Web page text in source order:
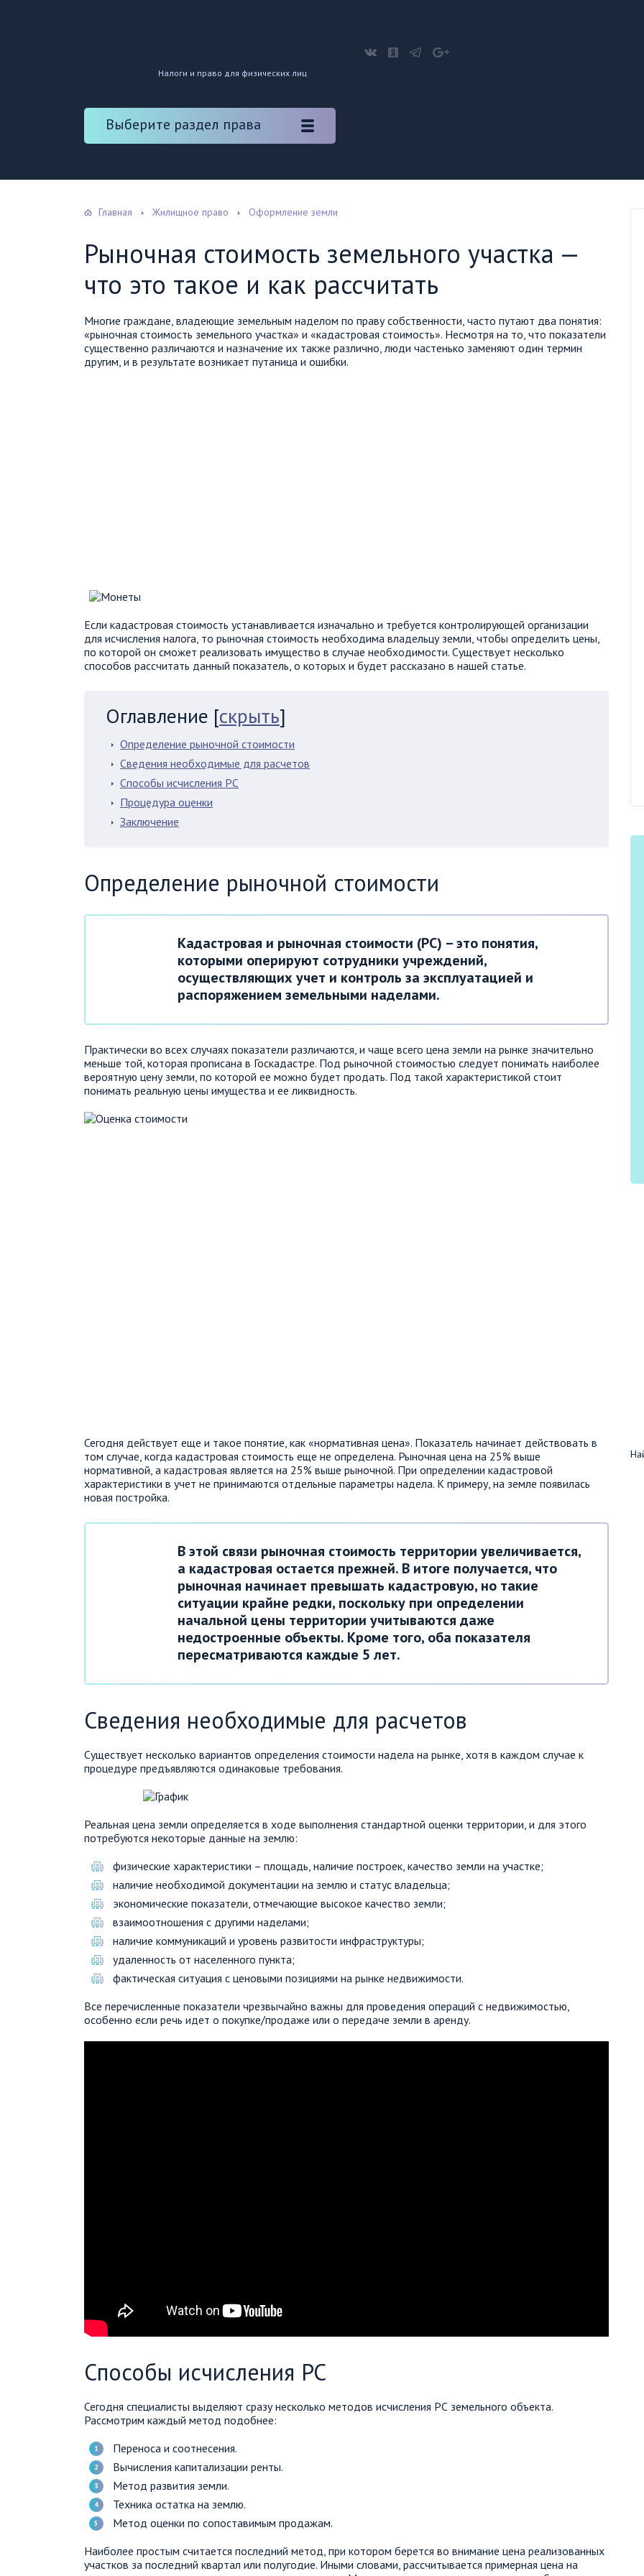
Налоги и право для физических лиц
Выберите раздел права
Главная Жилищное право Оформление земли
Рыночная стоимость земельного участка —
что это такое и как рассчитать
Многие граждане, владеющие земельным наделом по праву собственности, часто путают два понятия:
«рыночная стоимость земельного участка» и «кадастровая стоимость». Несмотря на то, что показатели
существенно различаются и назначение их также различно, люди частенько заменяют один термин
другим, и в результате возникает путаница и ошибки.
Если кадастровая стоимость устанавливается изначально и требуется контролирующей организации
для исчисления налога, то рыночная стоимость необходима владельцу земли, чтобы определить цены,
по которой он сможет реализовать имущество в случае необходимости. Существует несколько
способов рассчитать данный показатель, о которых и будет рассказано в нашей статье.
Оглавление [скрыть]
Определение рыночной стоимости
Сведения необходимые для расчетов
Способы исчисления РС
Процедура оценки
Заключение
Определение рыночной стоимости
Кадастровая и рыночная стоимости (РС) – это понятия,
которыми оперируют сотрудники учреждений,
осуществляющих учет и контроль за эксплуатацией и
распоряжением земельными наделами.
Практически во всех случаях показатели различаются, и чаще всего цена земли на рынке значительно
меньше той, которая прописана в Госкадастре. Под рыночной стоимостью следует понимать наиболее
вероятную цену земли, по которой ее можно будет продать. Под такой характеристикой стоит
понимать реальную цены имущества и ее ликвидность.
Сегодня действует еще и такое понятие, как «нормативная цена». Показатель начинает действовать в
том случае, когда кадастровая стоимость еще не определена. Рыночная цена на 25% выше
нормативной, а кадастровая является на 25% выше рыночной. При определении кадастровой
характеристики в учет не принимаются отдельные параметры надела. К примеру, на земле появилась
новая постройка.
В этой связи рыночная стоимость территории увеличивается,
а кадастровая остается прежней. В итоге получается, что
рыночная начинает превышать кадастровую, но такие
ситуации крайне редки, поскольку при определении
начальной цены территории учитываются даже
недостроенные объекты. Кроме того, оба показателя
пересматриваются каждые 5 лет.
Сведения необходимые для расчетов
Существует несколько вариантов определения стоимости надела на рынке, хотя в каждом случае к
процедуре предъявляются одинаковые требования.
Реальная цена земли определяется в ходе выполнения стандартной оценки территории, и для этого
потребуются некоторые данные на землю:
физические характеристики – площадь, наличие построек, качество земли на участке;
наличие необходимой документации на землю и статус владельца;
экономические показатели, отмечающие высокое качество земли;
взаимоотношения с другими наделами;
наличие коммуникаций и уровень развитости инфраструктуры;
удаленность от населенного пункта;
фактическая ситуация с ценовыми позициями на рынке недвижимости.
Все перечисленные показатели чрезвычайно важны для проведения операций с недвижимостью,
особенно если речь идет о покупке/продаже или о передаче земли в аренду.
Способы исчисления РС
Сегодня специалисты выделяют сразу несколько методов исчисления РС земельного объекта.
Рассмотрим каждый метод подобнее:
Переноса и соотнесения.
Вычисления капитализации ренты.
Метод развития земли.
Техника остатка на землю.
Метод оценки по сопоставимым продажам.
Наиболее простым считается последний метод, при котором берется во внимание цена реализованных
участков за последний квартал или полугодие. Иными словами, рассчитывается примерная цена на